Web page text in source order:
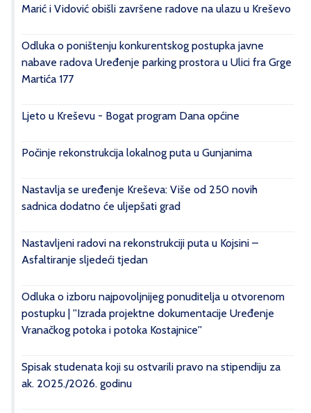
Marić i Vidović obišli završene radove na ulazu u Kreševo
Odluka o poništenju konkurentskog postupka javne
nabave radova Uređenje parking prostora u Ulici fra Grge
Martića 177
Ljeto u Kreševu - Bogat program Dana općine
Počinje rekonstrukcija lokalnog puta u Gunjanima
Nastavlja se uređenje Kreševa: Više od 250 novih
sadnica dodatno će uljepšati grad
Nastavljeni radovi na rekonstrukciji puta u Kojsini –
Asfaltiranje sljedeći tjedan
Odluka o izboru najpovoljnijeg ponuditelja u otvorenom
postupku | ''Izrada projektne dokumentacije Uređenje
Vranačkog potoka i potoka Kostajnice''
Spisak studenata koji su ostvarili pravo na stipendiju za
ak. 2025./2026. godinu